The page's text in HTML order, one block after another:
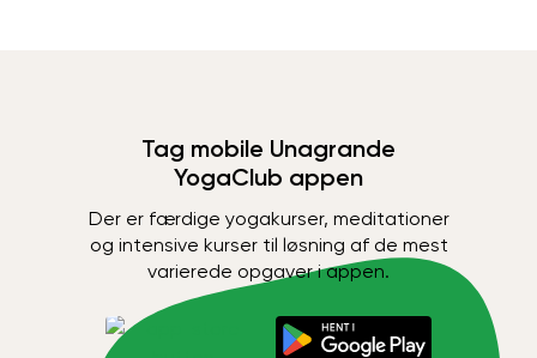
Tag mobile Unagrande
YogaClub appen
Der er færdige yogakurser, meditationer
og intensive kurser til løsning af de mest
varierede opgaver i appen.